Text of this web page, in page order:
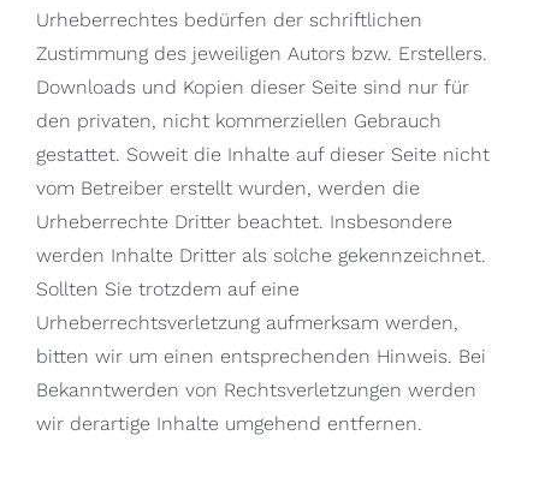
Urheberrechtes bedürfen der schriftlichen
Zustimmung des jeweiligen Autors bzw. Erstellers.
Downloads und Kopien dieser Seite sind nur für
den privaten, nicht kommerziellen Gebrauch
gestattet. Soweit die Inhalte auf dieser Seite nicht
vom Betreiber erstellt wurden, werden die
Urheberrechte Dritter beachtet. Insbesondere
werden Inhalte Dritter als solche gekennzeichnet.
Sollten Sie trotzdem auf eine
Urheberrechtsverletzung aufmerksam werden,
bitten wir um einen entsprechenden Hinweis. Bei
Bekanntwerden von Rechtsverletzungen werden
wir derartige Inhalte umgehend entfernen.